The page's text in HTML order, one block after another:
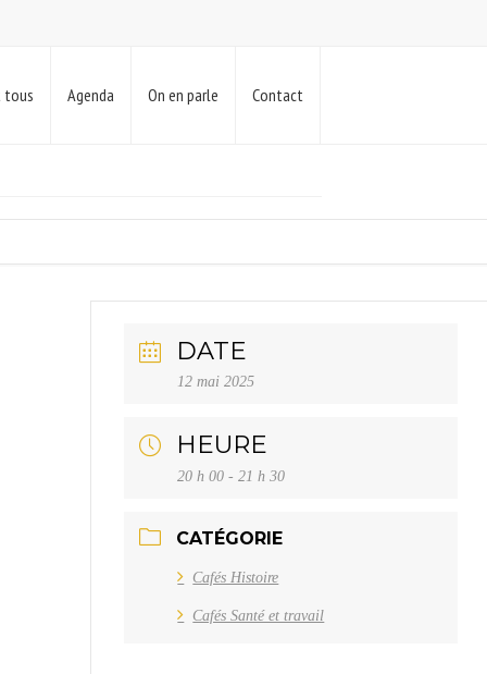
tous Agenda On en parle Contact
DATE
12 mai 2025
HEURE
20 h 00 - 21 h 30
CATÉGORIE
Cafés Histoire
Cafés Santé et travail